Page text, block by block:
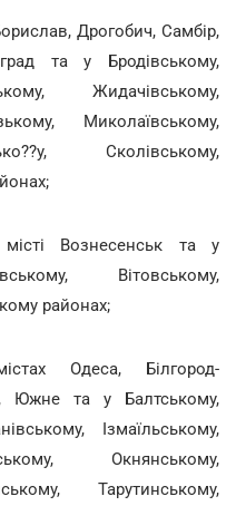
Дрогобич, Самбір,
та у Бродівському,
Жидачівському,
Миколаївському,
Сколівському,
Вознесенськ та у
Вітовському,
районах;
Одеса, Білгород-
Южне та у Балтському,
Ізмаїльському,
Окнянському,
Тарутинському,